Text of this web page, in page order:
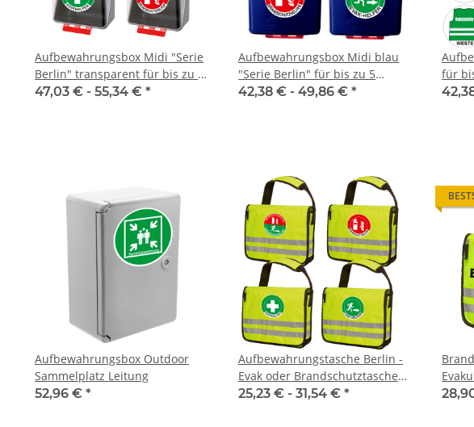
Aufbewahrungsbox Midi "Serie
Berlin" transparent für bis zu 5
Warnwesten
47,03 € - 55,34 € *
Aufbewahrungsbox Midi blau
"Serie Berlin" für bis zu 5
Warnwesten
42,38 € - 49,86 € *
für
Aufbewahrungsbox Outdoor
Sammelplatz Leitung
52,96 € *
Aufbewahrungstasche Berlin -
Evak oder Brandschutztasche
(ohne Inhalt)
25,23 € - 31,54 € *
(ohne
Feuerwehr Trinkflasche 5010
farbig 1000ml inkl.
Wunschnamen
7,99 € -14,99 €*
LEITUNG SAMMELSTELLE
Piktogramm Warnweste auch mit
vielen Taschen S-3XL
ab 11,17 €*
10x T-
Premium